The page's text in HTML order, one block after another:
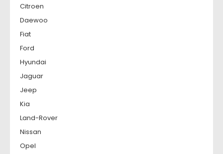
Citroen
Daewoo
Fiat
Ford
Hyundai
Jaguar
Jeep
Kia
Land-Rover
Nissan
Opel